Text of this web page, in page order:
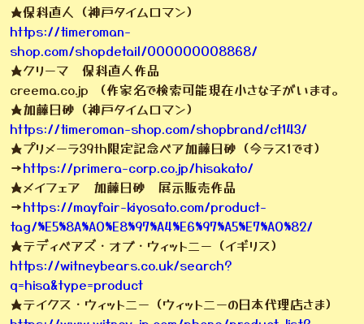
★保科直人（神戸タイムロマン）
https://timeroman-
shop.com/shopdetail/000000008868/
★クリーマ 保科直人作品
creema.co.jp （作家名で検索可能現在小さな子がいます。
★加藤日砂（神戸タイムロマン）
https://timeroman-shop.com/shopbrand/ct143/
★プリメーラ39th限定記念ベア加藤日砂（今ラス1です）
→https://primera-corp.co.jp/hisakato/
★メイフェア 加藤日砂 展示販売作品
→https://mayfair-kiyosato.com/product-
tag/%E5%8A%A0%E8%97%A4%E6%97%A5%E7%A0%82/
★テディベアズ・オブ・ウィットニー（イギリス）
https://witneybears.co.uk/search?
q=hisa&type=product
★テイクス・ウィットニー（ウィットニーの日本代理店さま）